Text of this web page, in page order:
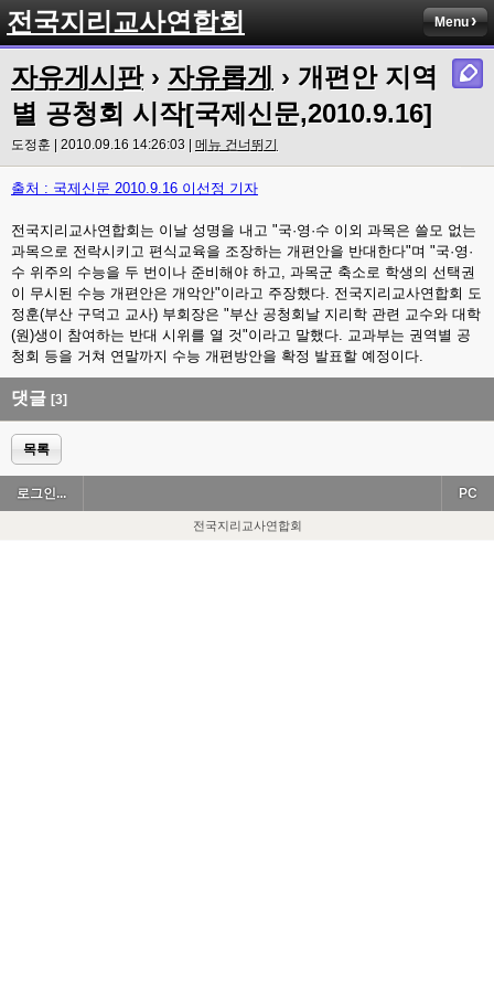
전국지리교사연합회 Menu
자유게시판› 자유롭게 › 개편안 지역
별 공청회 시작[국제신문,2010.9.16]
도정훈 | 2010.09.16 14:26:03 | 메뉴 건너뛰기
출처 : 국제신문 2010.9.16 이선정 기자
전국지리교사연합회는 이날 성명을 내고 "국·영·수 이외 과목은 쓸모 없는
과목으로 전락시키고 편식교육을 조장하는 개편안을 반대한다"며 "국·영·
수 위주의 수능을 두 번이나 준비해야 하고, 과목군 축소로 학생의 선택권
이 무시된 수능 개편안은 개악안"이라고 주장했다. 전국지리교사연합회 도
정훈(부산 구덕고 교사) 부회장은 "부산 공청회날 지리학 관련 교수와 대학
(원)생이 참여하는 반대 시위를 열 것"이라고 말했다. 교과부는 권역별 공
청회 등을 거쳐 연말까지 수능 개편방안을 확정 발표할 예정이다.
댓글 [3]
목록
로그인... PC
전국지리교사연합회